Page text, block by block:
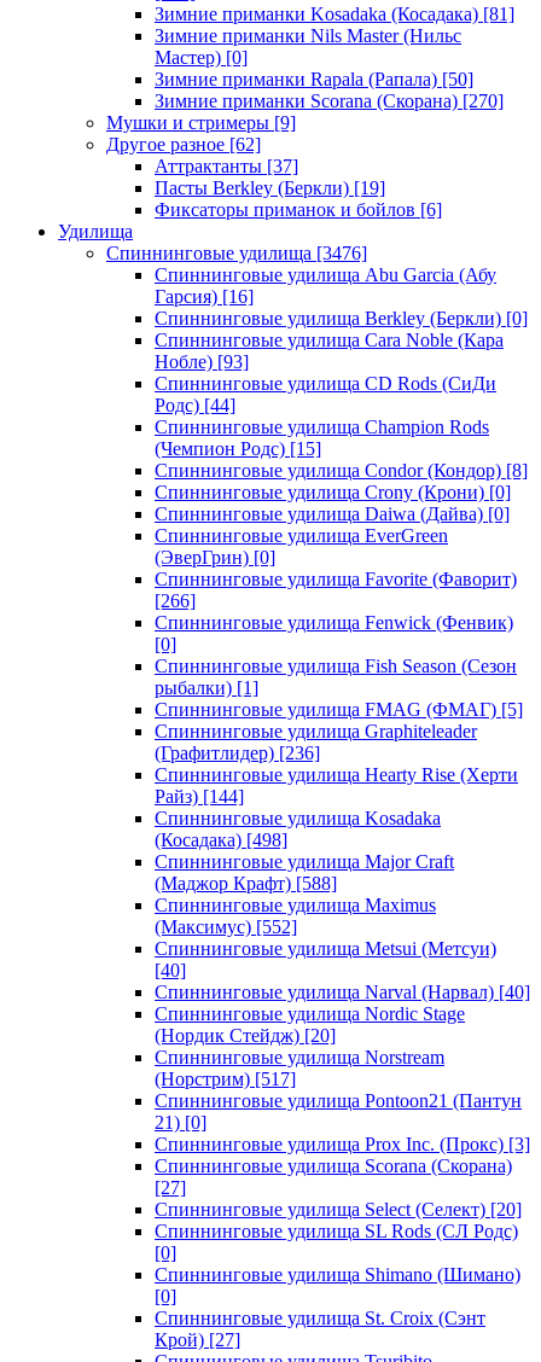
Зимние приманки Kosadaka (Косадака) [81]
Зимние приманки Nils Master (Нильс
Мастер) [0]
Зимние приманки Rapala (Рапала) [50]
Зимние приманки Scorana (Скорана) [270]
Мушки и стримеры [9]
Другое разное [62]
Аттрактанты [37]
Пасты Berkley (Беркли) [19]
Фиксаторы приманок и бойлов [6]
Удилища
Спиннинговые удилища [3476]
Спиннинговые удилища Abu Garcia (Абу
Гарсия) [16]
Спиннинговые удилища Berkley (Беркли) [0]
Спиннинговые удилища Cara Noble (Кара
Нобле) [93]
Спиннинговые удилища CD Rods (СиДи
Родс) [44]
Спиннинговые удилища Champion Rods
(Чемпион Родс) [15]
Спиннинговые удилища Condor (Кондор) [8]
Спиннинговые удилища Crony (Крони) [0]
Спиннинговые удилища Daiwa (Дайва) [0]
Спиннинговые удилища EverGreen
(ЭверГрин) [0]
Спиннинговые удилища Favorite (Фаворит)
[266]
Спиннинговые удилища Fenwick (Фенвик)
[0]
Спиннинговые удилища Fish Season (Сезон
рыбалки) [1]
Спиннинговые удилища FMAG (ФМАГ) [5]
Спиннинговые удилища Graphiteleader
(Графитлидер) [236]
Спиннинговые удилища Hearty Rise (Херти
Райз) [144]
Спиннинговые удилища Kosadaka
(Косадака) [498]
Спиннинговые удилища Major Craft
(Маджор Крафт) [588]
Спиннинговые удилища Maximus
(Максимус) [552]
Спиннинговые удилища Metsui (Метсуи)
[40]
Спиннинговые удилища Narval (Нарвал) [40]
Спиннинговые удилища Nordic Stage
(Нордик Стейдж) [20]
Спиннинговые удилища Norstream
(Норстрим) [517]
Спиннинговые удилища Pontoon21 (Пантун
21) [0]
Спиннинговые удилища Prox Inc. (Прокс) [3]
Спиннинговые удилища Scorana (Скорана)
[27]
Спиннинговые удилища Select (Селект) [20]
Спиннинговые удилища SL Rods (СЛ Родс)
[0]
Спиннинговые удилища Shimano (Шимано)
[0]
Спиннинговые удилища St. Croix (Сэнт
Крой) [27]